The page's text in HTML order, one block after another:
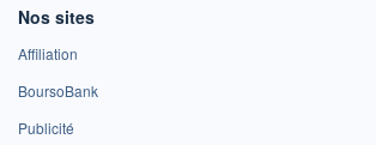
Nos sites
Affiliation
BoursoBank
Publicité